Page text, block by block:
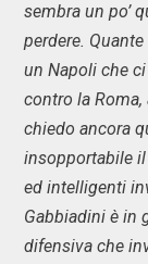
sembra un po’
perdere.
un Napoli che
contro la
chiedo ancora
insopportabile
ed intelligenti
Gabbiadini è in
difensiva che